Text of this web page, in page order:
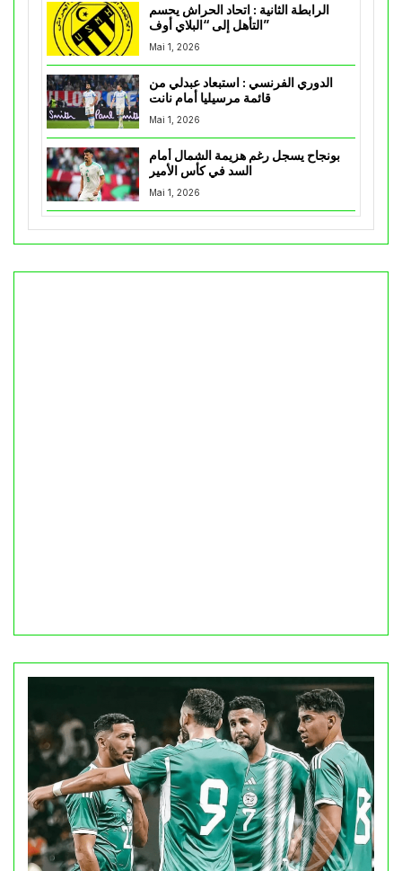
الرابطة الثانية : اتحاد الحراش يحسم
التأهل إلى “البلاي أوف”
Mai 1, 2026
الدوري الفرنسي : استبعاد عبدلي من
قائمة مرسيليا أمام نانت
Mai 1, 2026
بونجاح يسجل رغم هزيمة الشمال أمام
السد في كأس الأمير
Mai 1, 2026